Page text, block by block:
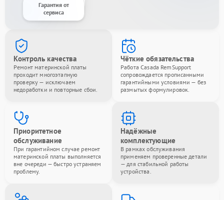
Гарантия от
сервиса
Контроль качества
Ремонт материнской платы
проходит многоэтапную
проверку — исключаем
недоработки и повторные сбои.
Чёткие обязательства
Работа Casada RemSupport
сопровождается прописанными
гарантийными условиями — без
размытых формулировок.
Приоритетное
обслуживание
При гарантийном случае ремонт
материнской платы выполняется
вне очереди — быстро устраняем
проблему.
Надёжные
комплектующие
В рамках обслуживания
применяем проверенные детали
— для стабильной работы
устройства.